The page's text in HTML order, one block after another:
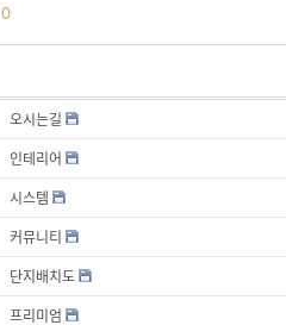
0
오시는길
인테리어
시스템
커뮤니티
단지배치도
프리미엄